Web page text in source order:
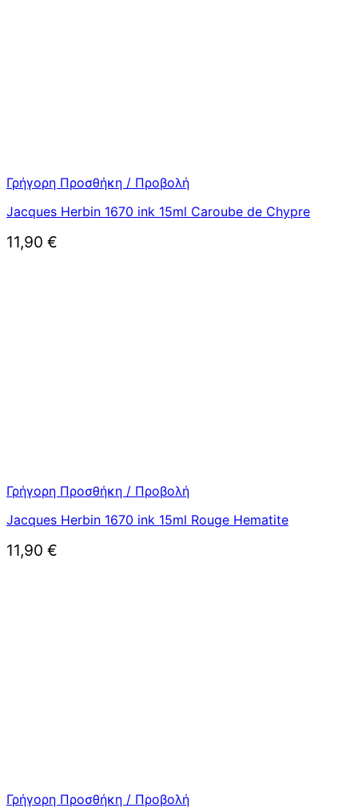
Γρήγορη Προσθήκη / Προβολή
Jacques Herbin 1670 ink 15ml Caroube de Chypre
11,90 €
Γρήγορη Προσθήκη / Προβολή
Jacques Herbin 1670 ink 15ml Rouge Hematite
11,90 €
Γρήγορη Προσθήκη / Προβολή